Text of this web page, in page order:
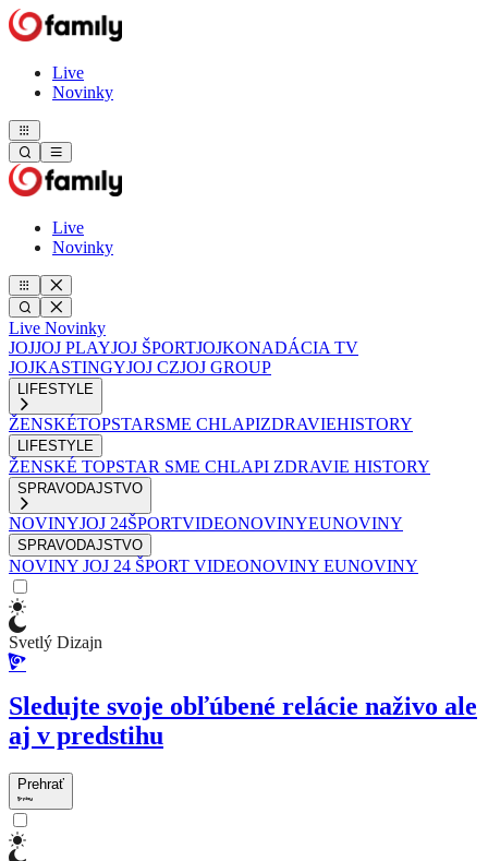
Live
Novinky
Live
Novinky
Live Novinky
JOJJOJ PLAYJOJ ŠPORTJOJKONADÁCIA TV
JOJKASTINGYJOJ CZJOJ GROUP
LIFESTYLE
ŽENSKÉTOPSTARSME CHLAPIZDRAVIEHISTORY
LIFESTYLE
ŽENSKÉ TOPSTAR SME CHLAPI ZDRAVIE HISTORY
SPRAVODAJSTVO
NOVINYJOJ 24ŠPORTVIDEONOVINYEUNOVINY
SPRAVODAJSTVO
NOVINY JOJ 24 ŠPORT VIDEONOVINY EUNOVINY
Svetlý Dizajn
Sledujte svoje obľúbené relácie naživo ale
aj v predstihu
Prehrať